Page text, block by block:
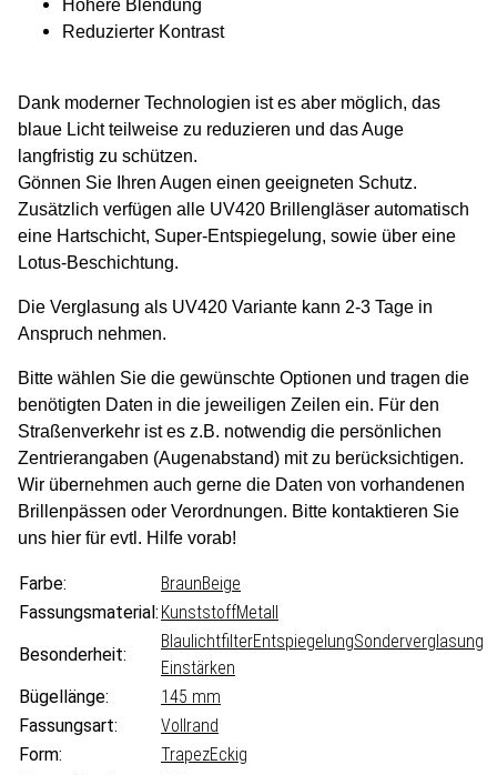
Höhere Blendung
Reduzierter Kontrast
Dank moderner Technologien ist es aber möglich, das
blaue Licht teilweise zu reduzieren und das Auge
langfristig zu schützen.
Gönnen Sie Ihren Augen einen geeigneten Schutz.
Zusätzlich verfügen alle UV420 Brillengläser automatisch
eine Hartschicht, Super-Entspiegelung, sowie über eine
Lotus-Beschichtung.
Die Verglasung als UV420 Variante kann 2-3 Tage in
Anspruch nehmen.
Bitte wählen Sie die gewünschte Optionen und tragen die
benötigten Daten in die jeweiligen Zeilen ein. Für den
Straßenverkehr ist es z.B. notwendig die persönlichen
Zentrierangaben (Augenabstand) mit zu berücksichtigen.
Wir übernehmen auch gerne die Daten von vorhandenen
Brillenpässen oder Verordnungen. Bitte kontaktieren Sie
uns hier für evtl. Hilfe vorab!
Farbe: BraunBeige
Fassungsmaterial: KunststoffMetall
Besonderheit:
BlaulichtfilterEntspiegelungSonderverglasung
Einstärken
Bügellänge:
145 mm
Fassungsart:
Vollrand
Form:
TrapezEckig